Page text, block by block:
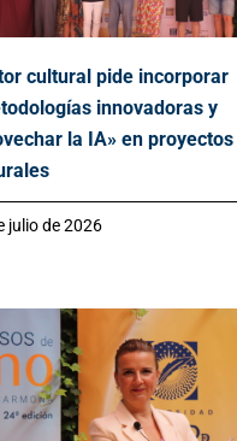
cultural pide incorporar
innovadoras y
la IA» en proyectos
julio de 2026